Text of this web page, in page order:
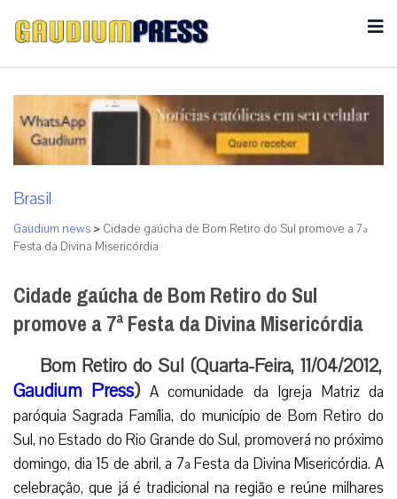
Brasil
Gaudium news > Cidade gaúcha de Bom Retiro do Sul promove a 7ª
Festa da Divina Misericórdia
Cidade gaúcha de Bom Retiro do Sul
promove a 7ª Festa da Divina Misericórdia
Bom Retiro do Sul (Quarta-Feira, 11/04/2012,
Gaudium Press) A comunidade da Igreja Matriz da
paróquia Sagrada Família, do município de Bom Retiro do
Sul, no Estado do Rio Grande do Sul, promoverá no próximo
domingo, dia 15 de abril, a 7ª Festa da Divina Misericórdia. A
celebração, que já é tradicional na região e reúne milhares